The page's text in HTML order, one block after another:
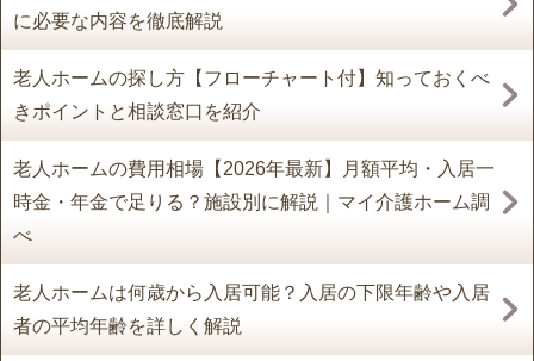
に必要な内容を徹底解説
老人ホームの探し方【フローチャート付】知っておくべ
きポイントと相談窓口を紹介
老人ホームの費用相場【2026年最新】月額平均・入居一
時金・年金で足りる？施設別に解説｜マイ介護ホーム調
べ
老人ホームは何歳から入居可能？入居の下限年齢や入居
者の平均年齢を詳しく解説